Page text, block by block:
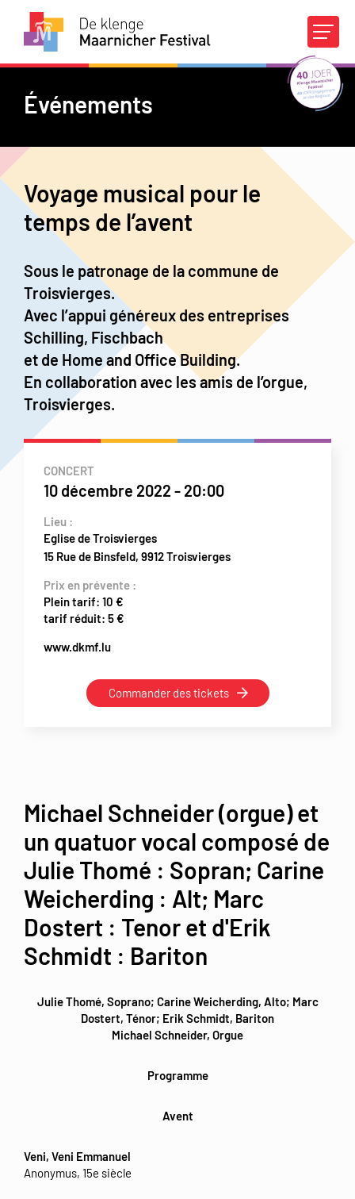
Appuis financiers
Agenda
Concours
À propos du DKMF
Infos pratiques
Événements
Voyage musical pour le
temps de l’avent
Sous le patronage de la commune de
Troisvierges.
Avec l’appui généreux des entreprises
Schilling, Fischbach
et de Home and Office Building.
En collaboration avec les amis de l’orgue,
Troisvierges.
CONCERT
10 décembre 2022 - 20:00
Lieu :
Eglise de Troisvierges
15 Rue de Binsfeld, 9912 Troisvierges
Prix en prévente :
Plein tarif: 10 €
tarif réduit: 5 €
www.dkmf.lu
Commander des tickets
Michael Schneider (orgue) et
un quatuor vocal composé de
Julie Thomé : Sopran; Carine
Weicherding : Alt; Marc
Dostert : Tenor et d'Erik
Schmidt : Bariton
Julie Thomé, Soprano; Carine Weicherding, Alto; Marc
Dostert, Ténor; Erik Schmidt, Bariton
Michael Schneider, Orgue
Programme
Avent
Veni, Veni Emmanuel
Anonymus, 15e siècle